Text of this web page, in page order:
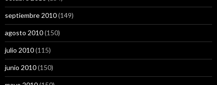
septiembre 2010(149)
agosto 2010(150)
julio 2010(115)
junio 2010(150)